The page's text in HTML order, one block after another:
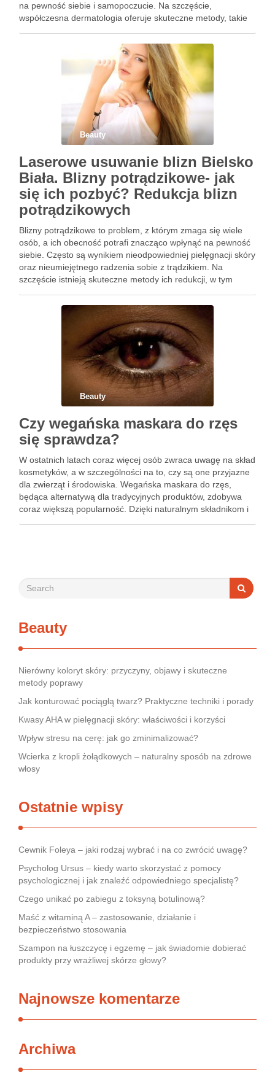
na pewność siebie i samopoczucie. Na szczęście,
współczesna dermatologia oferuje skuteczne metody, takie
znacząco poprawić wygląd …
Beauty
Laserowe usuwanie blizn Bielsko
Biała. Blizny potrądzikowe- jak
się ich pozbyć? Redukcja blizn
potrądzikowych
Blizny potrądzikowe to problem, z którym zmaga się wiele
osób, a ich obecność potrafi znacząco wpłynąć na pewność
siebie. Często są wynikiem nieodpowiedniej pielęgnacji skóry
oraz nieumiejętnego radzenia sobie z trądzikiem. Na
szczęście istnieją skuteczne metody ich redukcji, w tym
popularne. Dzięki …
Beauty
Czy wegańska maskara do rzęs
się sprawdza?
W ostatnich latach coraz więcej osób zwraca uwagę na skład
kosmetyków, a w szczególności na to, czy są one przyjazne
dla zwierząt i środowiska. Wegańska maskara do rzęs,
będąca alternatywą dla tradycyjnych produktów, zdobywa
coraz większą popularność. Dzięki naturalnym składnikom i
Beauty
Nierówny koloryt skóry: przyczyny, objawy i skuteczne
metody poprawy
Jak konturować pociągłą twarz? Praktyczne techniki i porady
Kwasy AHA w pielęgnacji skóry: właściwości i korzyści
Wpływ stresu na cerę: jak go zminimalizować?
Wcierka z kropli żołądkowych – naturalny sposób na zdrowe
włosy
Ostatnie wpisy
Cewnik Foleya – jaki rodzaj wybrać i na co zwrócić uwagę?
Psycholog Ursus – kiedy warto skorzystać z pomocy
psychologicznej i jak znaleźć odpowiedniego specjalistę?
Czego unikać po zabiegu z toksyną botulinową?
Maść z witaminą A – zastosowanie, działanie i
bezpieczeństwo stosowania
Szampon na łuszczycę i egzemę – jak świadomie dobierać
produkty przy wrażliwej skórze głowy?
Najnowsze komentarze
Archiwa